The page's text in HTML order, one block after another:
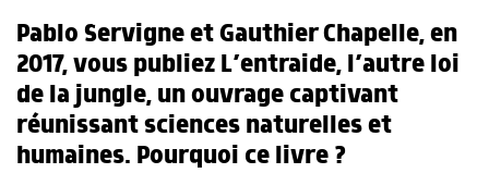
Pablo Servigne et Gauthier Chapelle, en
2017, vous publiez L’entraide, l’autre loi
de la jungle, un ouvrage captivant
réunissant sciences naturelles et
humaines. Pourquoi ce livre ?